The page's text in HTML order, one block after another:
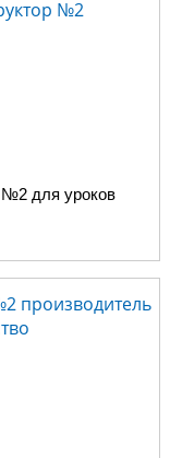
№2 для уроков